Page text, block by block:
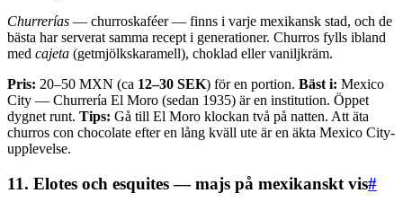
Churrerías — churroskaféer — finns i varje mexikansk stad, och de
bästa har serverat samma recept i generationer. Churros fylls ibland
med cajeta (getmjölkskaramell), choklad eller vaniljkräm.
Pris: 20–50 MXN (ca 12–30 SEK) för en portion. Bäst i: Mexico
City — Churrería El Moro (sedan 1935) är en institution. Öppet
dygnet runt. Tips: Gå till El Moro klockan två på natten. Att äta
churros con chocolate efter en lång kväll ute är en äkta Mexico City-
upplevelse.
11. Elotes och esquites — majs på mexikanskt vis#